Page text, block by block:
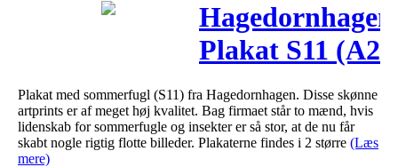
Hagedornhagen
Plakat S11 (A2
(42x59cm))
Plakat med sommerfugl (S11) fra Hagedornhagen. Disse skønne
artprints er af meget høj kvalitet. Bag firmaet står to mænd, hvis
lidenskab for sommerfugle og insekter er så stor, at de nu får
skabt nogle rigtig flotte billeder. Plakaterne findes i 2 større (Læs
mere)